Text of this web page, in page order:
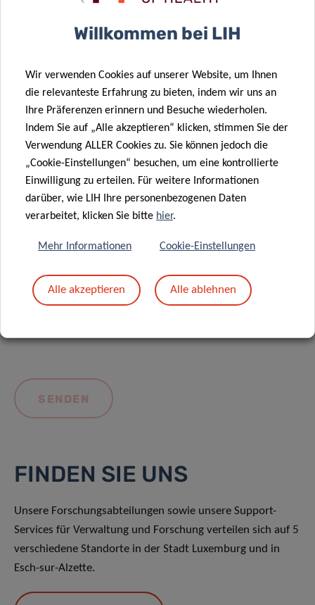
Nachricht
Mit dem Absenden Ihrer Nachricht erklären Sie
sich einverstanden mit
die LIH-
FINDEN SIE UNS
Unsere Forschungsabteilungen sowie unsere Support-
Services für Verwaltung und Forschung verteilen sich auf 5
verschiedene Standorte in der Stadt Luxemburg und in
Esch-sur-Alzette.
Willkommen bei LIH
Wir verwenden Cookies auf unserer Website, um Ihnen
die relevanteste Erfahrung zu bieten, indem wir uns an
Ihre Präferenzen erinnern und Besuche wiederholen.
Indem Sie auf „Alle akzeptieren“ klicken, stimmen Sie der
Verwendung ALLER Cookies zu. Sie können jedoch die
„Cookie-Einstellungen“ besuchen, um eine kontrollierte
Einwilligung zu erteilen. Für weitere Informationen
darüber, wie LIH Ihre personenbezogenen Daten
verarbeitet, klicken Sie bitte hier.
Mehr Informationen Cookie-Einstellungen
Alle akzeptieren Alle ablehnen